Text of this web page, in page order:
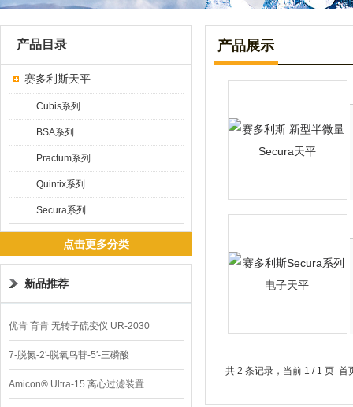
产品目录
赛多利斯天平
Cubis系列
BSA系列
Practum系列
Quintix系列
Secura系列
点击更多分类
新品推荐
优肯 育肯 无转子硫变仪 UR-2030
7-脱氮-2′-脱氧鸟苷-5′-三磷酸
Amicon® Ultra-15 离心过滤装置
产品展示
共 2 条记录，当前 1 / 1 页